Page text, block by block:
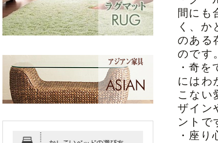
間にも
く、か
のある
のです
・奇
にはわ
こない
ザイン
ントで
・座